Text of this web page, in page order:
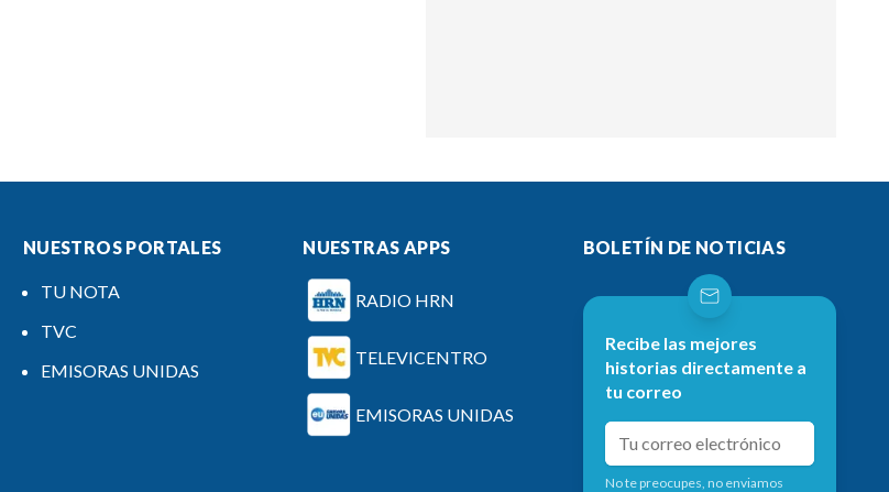
NUESTROS PORTALES
TU NOTA
TVC
EMISORAS UNIDAS
NUESTRAS APPS
RADIO HRN
TELEVICENTRO
EMISORAS UNIDAS
BOLETÍN DE NOTICIAS
Recibe las mejores
historias directamente a
tu correo
No te preocupes, no enviamos